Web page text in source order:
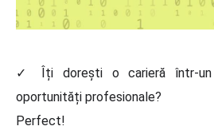
✓ Îți dorești o carieră într-un
oportunități profesionale?
Perfect!